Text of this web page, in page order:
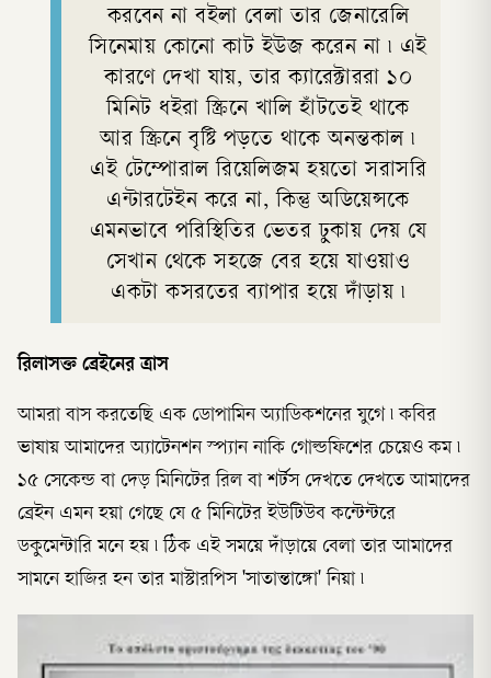
করবেন না বইলা বেলা তার জেনারেলি
সিনেমায় কোনো কাট ইউজ করেন না ৷ এই
কারণে দেখা যায়, তার ক্যারেক্টাররা ১০
মিনিট ধইরা স্ক্রিনে খালি হাঁটতেই থাকে
আর স্ক্রিনে বৃষ্টি পড়তে থাকে অনন্তকাল ৷
এই টেম্পোরাল রিয়েলিজম হয়তো সরাসরি
এন্টারটেইন করে না, কিন্তু অডিয়েন্সকে
এমনভাবে পরিস্থিতির ভেতর ঢুকায় দেয় যে
সেখান থেকে সহজে বের হয়ে যাওয়াও
একটা কসরতের ব্যাপার হয়ে দাঁড়ায় ৷
রিলাসক্ত ব্রেইনের ত্রাস
আমরা বাস করতেছি এক ডোপামিন অ্যাডিকশনের যুগে ৷ কবির
ভাষায় আমাদের অ্যাটেনশন স্প্যান নাকি গোল্ডফিশের চেয়েও কম ৷
১৫ সেকেন্ড বা দেড় মিনিটের রিল বা শর্টস দেখতে দেখতে আমাদের
ব্রেইন এমন হয়া গেছে যে ৫ মিনিটের ইউটিউব কন্টেন্টরে
ডকুমেন্টারি মনে হয় ৷ ঠিক এই সময়ে দাঁড়ায়ে বেলা তার আমাদের
সামনে হাজির হন তার মাস্টারপিস 'সাতান্তাঙ্গো' নিয়া ৷